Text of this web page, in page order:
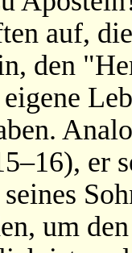
auf,
den
er
um